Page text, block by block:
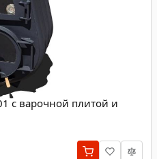
с варочной плитой и